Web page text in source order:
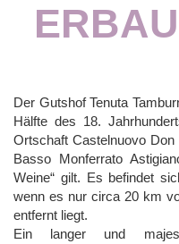
Der Gutshof Tenuta
Hälfte des 18.
Ortschaft Castelnuovo
Basso Monferrato
Weine“ gilt. Es befindet
wenn es nur circa 20 km
entfernt liegt.
Ein langer und